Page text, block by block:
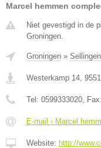
Marcel hemmen
Niet gevestigd in de
Groningen.
Groningen » Sellingen
Westerkamp 14
Tel: 0599333020 , Fax:
E-mail › Marcel
Website: http://